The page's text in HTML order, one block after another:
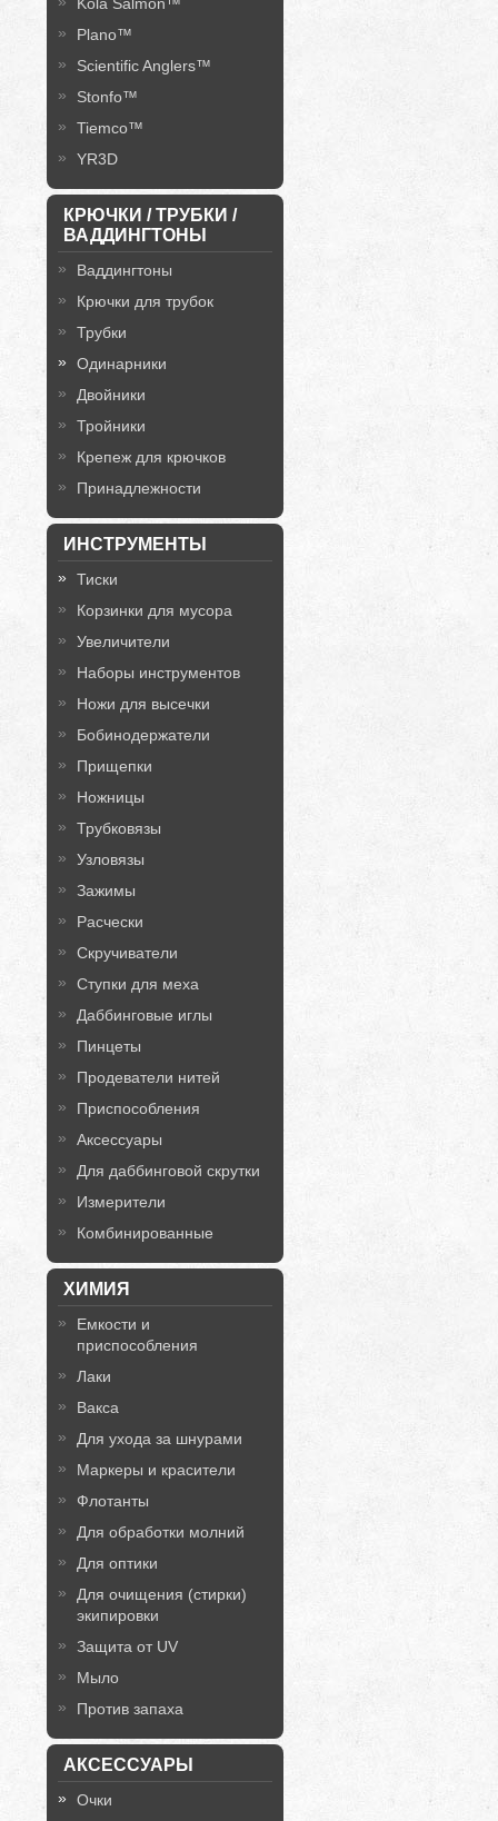
Plano™
Scientific Anglers™
Stonfo™
Tiemco™
YR3D
КРЮЧКИ / ТРУБКИ /
ВАДДИНГТОНЫ
Ваддингтоны
Крючки для трубок
Трубки
Одинарники
Двойники
Тройники
Крепеж для крючков
Принадлежности
ИНСТРУМЕНТЫ
Тиски
Корзинки для мусора
Увеличители
Наборы инструментов
Ножи для высечки
Бобинодержатели
Прищепки
Ножницы
Трубковязы
Узловязы
Зажимы
Расчески
Скручиватели
Ступки для меха
Даббинговые иглы
Пинцеты
Продеватели нитей
Приспособления
Аксессуары
Для даббинговой скрутки
Измерители
Комбинированные
ХИМИЯ
Емкости и
приспособления
Лаки
Вакса
Для ухода за шнурами
Маркеры и красители
Флотанты
Для обработки молний
Для оптики
Для очищения (стирки)
экипировки
Защита от UV
Мыло
Против запаха
АКСЕССУАРЫ
Очки